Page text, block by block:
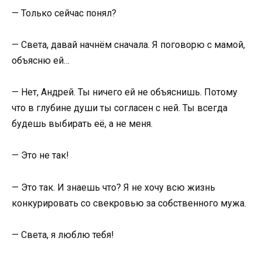
— Только сейчас понял?
— Света, давай начнём сначала. Я поговорю с мамой,
объясню ей…
— Нет, Андрей. Ты ничего ей не объяснишь. Потому
что в глубине души ты согласен с ней. Ты всегда
будешь выбирать её, а не меня.
— Это не так!
— Это так. И знаешь что? Я не хочу всю жизнь
конкурировать со свекровью за собственного мужа.
— Света, я люблю тебя!